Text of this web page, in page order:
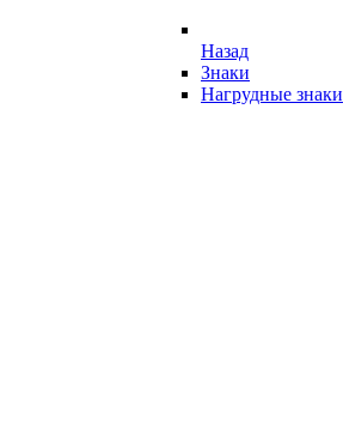
Назад
Знаки
Нагрудные знаки